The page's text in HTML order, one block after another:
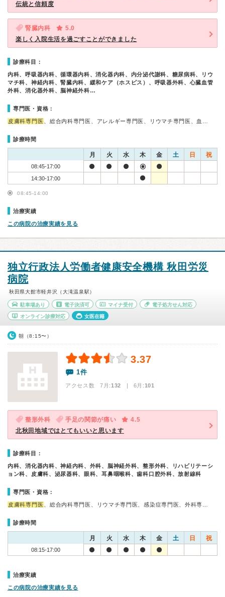
伝統と信頼度
腎臓内科
5.0
楽しく入院生活を過ごすことができました
診療科目：
内科、呼吸器内科、循環器内科、消化器内科、内分泌代謝科、糖尿病科、リウ
マチ科、神経内科、腎臓内科、緩和ケア（ホスピス）、呼吸器外科、心臓血管
外科、消化器外科、脳神経外科…
専門医・資格：
皮膚科専門医 、総合内科専門医、アレルギー専門医、リウマチ専門医、血…
診療時間
月 火 水 木 金 土 日 祝
08:45-17:00
14:30-17:00
08:45-14:00
治療実績
この病院の治療実績を見る
独立行政法人労働者健康安全機構 秋田労災
病院
秋田県大館市軽井沢（大滝温泉駅）
駐車場あり 電子決済可 マイナ受付 電子処方せん対応
オンライン診療対応 女医在籍
朝（8:15〜）
3.37
1件
アクセス数 7月:132 | 6月:101
整形外科 手足の関節が痛い
4.5
北秋田地域ではとてもいいと思います
診療科目：
内科、消化器内科、神経内科、外科、脳神経外科、整形外科、リハビリテーシ
ョン科、皮膚科、泌尿器科、眼科、耳鼻咽喉科、歯科口腔外科、放射線科
専門医・資格：
皮膚科専門医 、総合内科専門医、リウマチ専門医、感染症専門医、外科専…
診療時間
月 火 水 木 金 土 日 祝
08:15-17:00
治療実績
この病院の治療実績を見る